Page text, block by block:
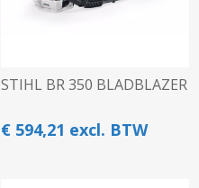
STIHL BR 350 BLADBLAZER
€ 594,21 excl. BTW